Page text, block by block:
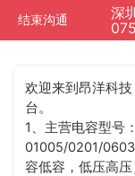
结束沟通
欢迎来到昂洋科
台。
1、主营电容型号：
01005/0201/
容低容，低压高压